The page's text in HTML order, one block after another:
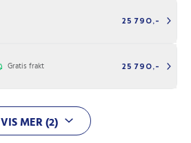
25 790,-
Gratis frakt 25 790,-
VIS MER (2)